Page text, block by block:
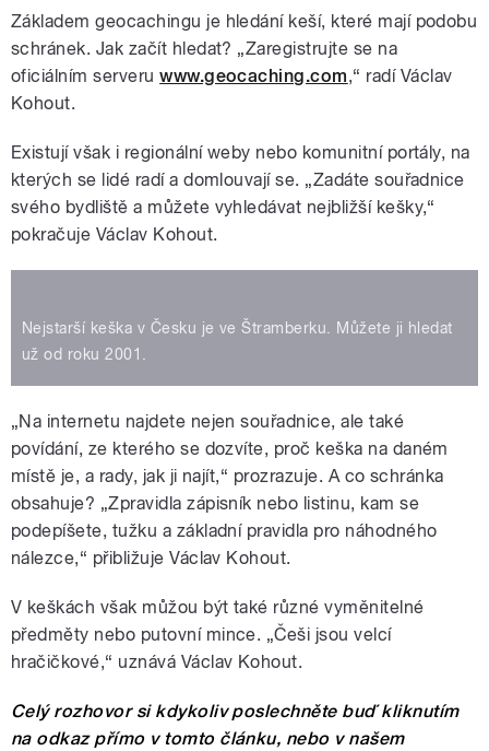
Základem geocachingu je hledání keší, které mají podobu
schránek. Jak začít hledat? „Zaregistrujte se na
oficiálním serveruwww.geocaching.com,“ radí Václav
Kohout.
Existují však i regionální weby nebo komunitní portály, na
kterých se lidé radí a domlouvají se. „Zadáte souřadnice
svého bydliště a můžete vyhledávat nejbližší kešky,“
pokračuje Václav Kohout.
Nejstarší keška v Česku je ve Štramberku. Můžete ji hledat
už od roku 2001.
„Na internetu najdete nejen souřadnice, ale také
povídání, ze kterého se dozvíte, proč keška na daném
místě je, a rady, jak ji najít,“ prozrazuje. A co schránka
obsahuje? „Zpravidla zápisník nebo listinu, kam se
podepíšete, tužku a základní pravidla pro náhodného
nálezce,“ přibližuje Václav Kohout.
V keškách však můžou být také různé vyměnitelné
předměty nebo putovní mince. „Češi jsou velcí
hračičkové,“ uznává Václav Kohout.
Celý rozhovor si kdykoliv poslechněte buď kliknutím
na odkaz přímo v tomto článku, nebo v našem